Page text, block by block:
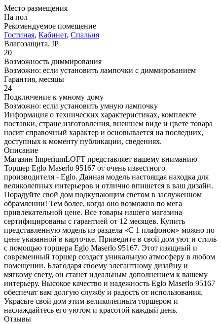
Место размещения
На пол
Рекомендуемое помещение
Гостиная, Кабинет, Спальня
Влагозащита, IP
20
Возможность диммирования
Возможно: если установить лампочки с диммированием
Гарантия, месяцы
24
Подключение к умному дому
Возможно: если установить умную лампочку
Информация о технических характеристиках, комплекте
поставки, стране изготовления, внешнем виде и цвете товара
носит справочный характер и основывается на последних,
доступных к моменту публикации, сведениях.
Описание
Магазин ImperiumLOFT представляет вашему вниманию
Торшер Eglo Maserlo 95167 от очень известного
производителя - Eglo. Данная модель настоящая находка для
великолепных интерьеров и отлично впишется в ваш дизайн.
Порадуйте свой дом подкупающим светом в заслуженном
обрамлении! Тем более, когда оно возможно по мега
привлекательной цене. Все товары нашего магазина
сертифицированы с гарантией от 12 месяцев. Купить
представленную модель из раздела «С 1 плафоном» можно по
цене указанной в карточке. Приведите в свой дом уют и стиль
с помощью торшера Eglo Maserlo 95167. Этот изящный и
современный торшер создаст уникальную атмосферу в любом
помещении. Благодаря своему элегантному дизайну и
мягкому свету, он станет идеальным дополнением к вашему
интерьеру. Высокое качество и надежность Eglo Maserlo 95167
обеспечат вам долгую службу и радость от использования.
Украсьте свой дом этим великолепным торшером и
наслаждайтесь его уютом и красотой каждый день.
Отзывы